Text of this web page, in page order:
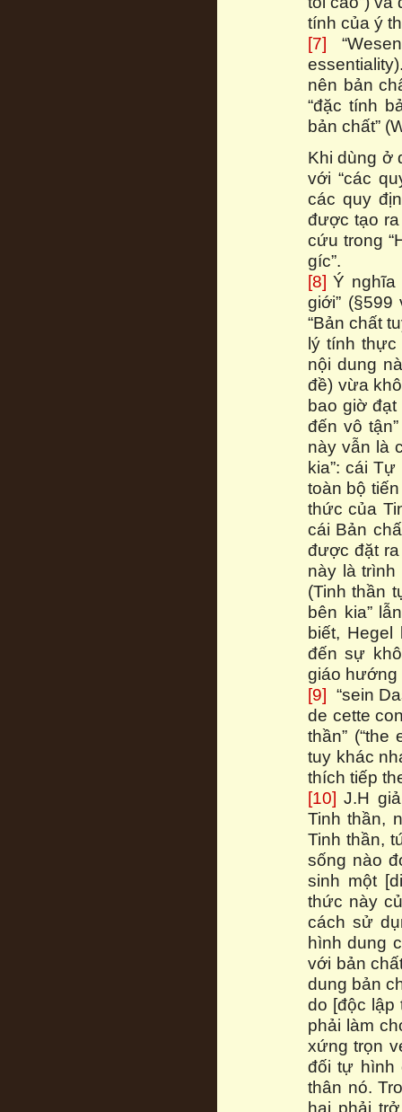
tính của ý
[7]
nên bản
“đặc tính
bản chất”
Khi dùng ở
với “các
các quy
được tạo
cứu trong
gíc”.
[8] Ý nghĩa
giới”
“Bản chất
lý tính thực
nội dung
đề) vừa
bao giờ
đến vô
này vẫn là
kia”: cái
toàn bộ
thức của
cái Bản
được đặt ra
này là trình
(Tinh thần
bên kia”
biết,
đến sự
giáo hướng
[9] “sein
de cette
thần” (“the
tuy khác
thích tiếp
[10] J.H
Tinh thần,
Tinh thần,
sống nào
sinh một
thức này
cách sử
hình dung
với bản
dung bản
do [độc lập
phải làm
xứng trọn
đối tự hình
thân nó.
hai phải